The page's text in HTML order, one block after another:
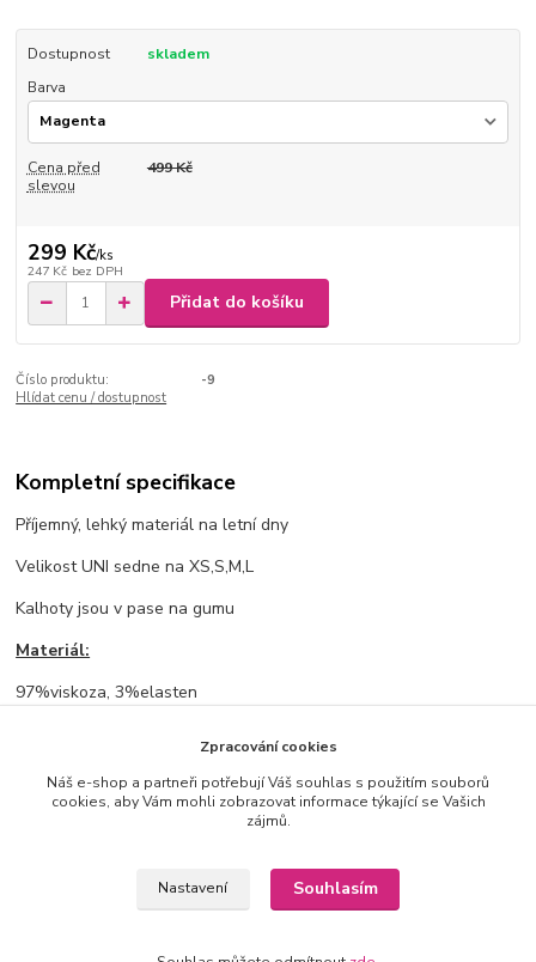
Dostupnost
skladem
Barva
Cena před
slevou
499 Kč
299 Kč/ks
247 Kč bez DPH
Přidat do košíku
Číslo produktu:
-9
Hlídat cenu / dostupnost
Kompletní specifikace
Příjemný, lehký materiál na letní dny
Velikost UNI sedne na XS,S,M,L
Kalhoty jsou v pase na gumu
Materiál:
97%viskoza, 3%elasten
pas vklidu: 3cm, při natažení: 55cm, délka: 39cm
Zboží zařazeno v kategoriích
Zpracování cookies
Náš e-shop a partneři potřebují Váš souhlas s použitím souborů
cookies, aby Vám mohli zobrazovat informace týkající se Vašich
zájmů.
Nastavení Souhlasím